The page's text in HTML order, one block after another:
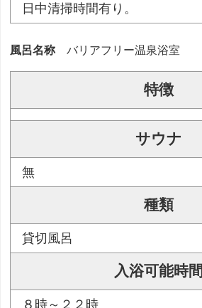
日中清掃時間有り。
風呂名称 バリアフリー温泉浴室
特徴
サウナ
無
種類
貸切風呂
入浴可能時間
８時～２２時